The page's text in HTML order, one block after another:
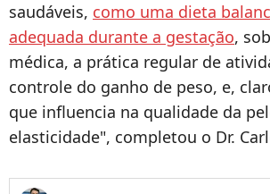
saudáveis, como uma dieta
adequada durante a gestação,
médica, a prática regular de
controle do ganho de peso, e,
que influencia na qualidade da
elasticidade", completou o Dr.